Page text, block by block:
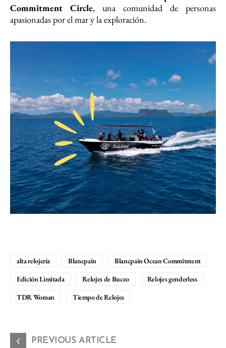
Commitment Circle, una comunidad de personas
apasionadas por el mar y la exploración.
alta relojería Blancpain
Blancpain Ocean Commitment
Edición Limitada
Relojes de Buceo
Relojes genderless
TDR Woman
Tiempo de Relojes
PREVIOUS ARTICLE